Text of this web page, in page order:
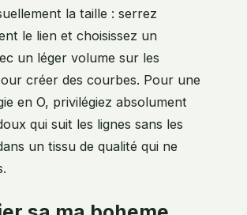
la taille : serrez
le lien et choisissez un
un léger volume sur les
créer des courbes. Pour une
en O, privilégiez absolument
qui suit les lignes sans les
un tissu de qualité qui ne